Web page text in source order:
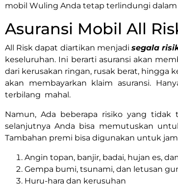
mobil Wuling Anda tetap terlindungi dalam
Asuransi Mobil All
All Risk dapat diartikan menjadisegala
keseluruhan. Ini berarti asuransi akan
dari kerusakan ringan, rusak berat, hingga
akan membayarkan klaim asuransi.
terbilang mahal.
Namun, Ada beberapa risiko yang
selanjutnya Anda bisa memutuskan
Tambahan premi bisa digunakan untuk
Angin topan, banjir, badai, hujan es,
Gempa bumi, tsunami, dan letusan
Huru-hara dan kerusuhan